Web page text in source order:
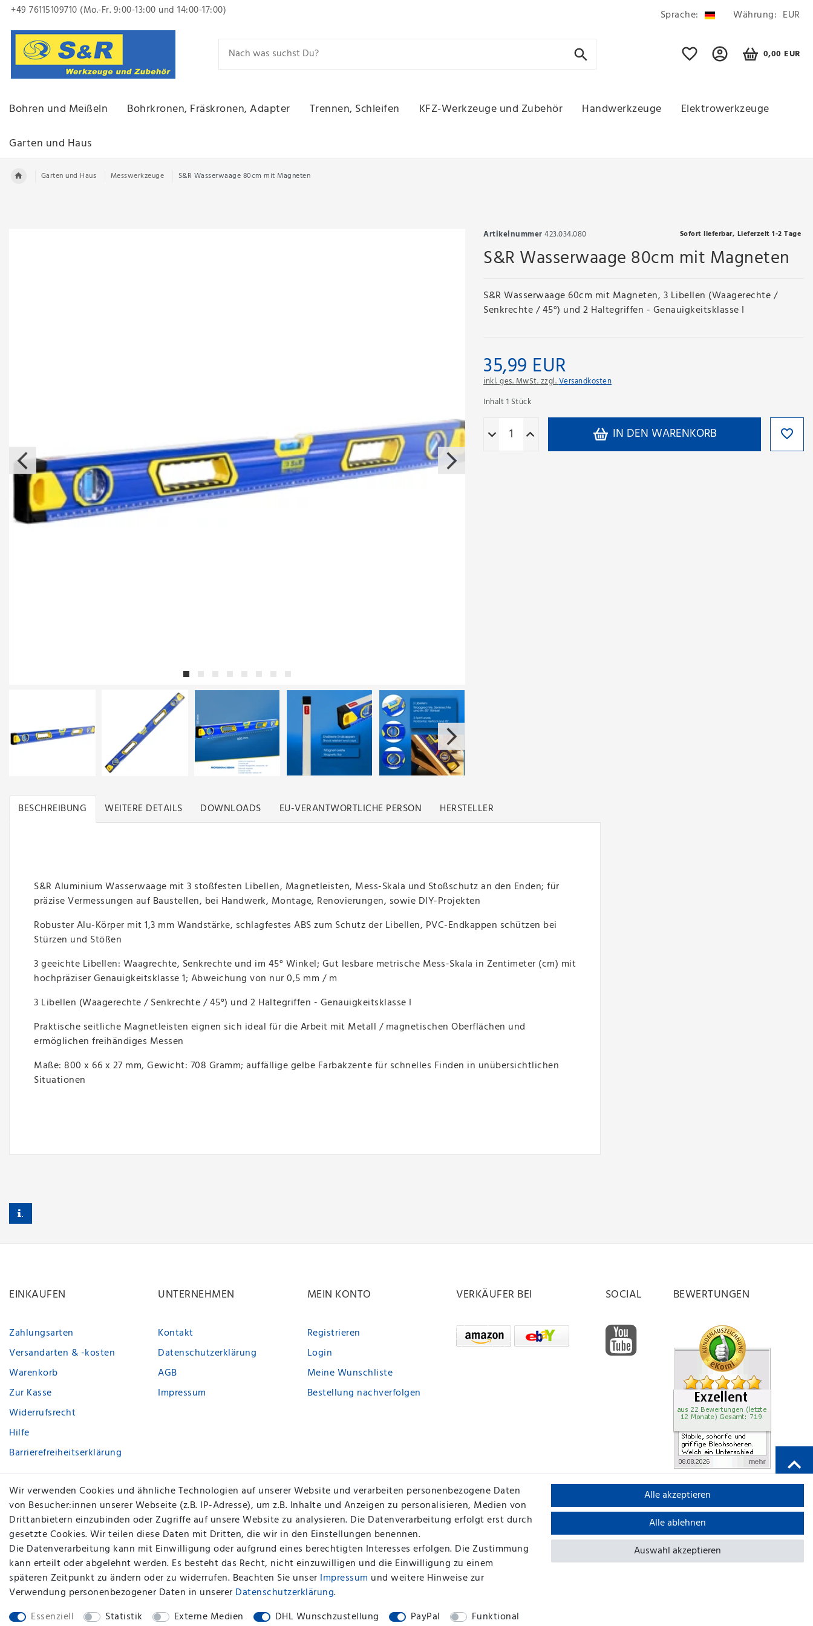
+49 76115109710 (Mo.-Fr. 9:00-13:00 und 14:00-17:00) Sprache: Währung: EUR
0,00 EUR
Bohren und Meißeln Bohrkronen, Fräskronen, Adapter Trennen, Schleifen KFZ-Werkzeuge und Zubehör Handwerkzeuge
Elektrowerkzeuge
Garten und Haus
Garten und Haus Messwerkzeuge S&R Wasserwaage 80cm mit Magneten
Artikelnummer423.034.080 Sofort lieferbar, Lieferzeit 1-2 Tage
S&R Wasserwaage 80cm mit Magneten
S&R Wasserwaage 60cm mit Magneten, 3 Libellen (Waagerechte /
Senkrechte / 45°) und 2 Haltegriffen - Genauigkeitsklasse I
35,99 EUR
inkl. ges. MwSt. zzgl.Versandkosten
Inhalt1 Stück
IN DEN WARENKORB
BESCHREIBUNG WEITERE DETAILS DOWNLOADS EU-VERANTWORTLICHE PERSON HERSTELLER
S&R Aluminium Wasserwaage mit 3 stoßfesten Libellen, Magnetleisten, Mess-Skala und Stoßschutz an den Enden; für
präzise Vermessungen auf Baustellen, bei Handwerk, Montage, Renovierungen, sowie DIY-Projekten
Robuster Alu-Körper mit 1,3 mm Wandstärke, schlagfestes ABS zum Schutz der Libellen, PVC-Endkappen schützen bei
Stürzen und Stößen
3 geeichte Libellen: Waagrechte, Senkrechte und im 45° Winkel; Gut lesbare metrische Mess-Skala in Zentimeter (cm) mit
hochpräziser Genauigkeitsklasse 1; Abweichung von nur 0,5 mm / m
3 Libellen (Waagerechte / Senkrechte / 45°) und 2 Haltegriffen - Genauigkeitsklasse I
Praktische seitliche Magnetleisten eignen sich ideal für die Arbeit mit Metall / magnetischen Oberflächen und
ermöglichen freihändiges Messen
Maße: 800 x 66 x 27 mm, Gewicht: 708 Gramm; auffällige gelbe Farbakzente für schnelles Finden in unübersichtlichen
Situationen
EINKAUFEN
Zahlungsarten
Versandarten & -kosten
Warenkorb
Zur Kasse
Widerrufsrecht
Hilfe
Barrierefreiheitserklärung
Vertrag widerrufen
Kontakt
UNTERNEHMEN
Kontakt
Datenschutzerklärung
AGB
Impressum
MEIN KONTO
Registrieren
Login
Meine Wunschliste
Bestellung nachverfolgen
VERKÄUFER BEI SOCIAL BEWERTUNGEN
Wir verwenden Cookies und ähnliche Technologien auf unserer Website und verarbeiten personenbezogene Daten
von Besucher:innen unserer Webseite (z.B. IP-Adresse), um z.B. Inhalte und Anzeigen zu personalisieren, Medien von
Drittanbietern einzubinden oder Zugriffe auf unsere Website zu analysieren. Die Datenverarbeitung erfolgt erst durch
gesetzte Cookies. Wir teilen diese Daten mit Dritten, die wir in den Einstellungen benennen.
Die Datenverarbeitung kann mit Einwilligung oder aufgrund eines berechtigten Interesses erfolgen. Die Zustimmung
kann erteilt oder abgelehnt werden. Es besteht das Recht, nicht einzuwilligen und die Einwilligung zu einem
späteren Zeitpunkt zu ändern oder zu widerrufen. Beachten Sie unser Impressum und weitere Hinweise zur
Verwendung personenbezogener Daten in unserer Daten­schutz­erklärung.
Essenziell
Statistik Externe Medien DHL Wunschzustellung PayPal
Funktional
Alle akzeptieren
Alle ablehnen
Auswahl akzeptieren
plentymarkets Template von Plenty Lions